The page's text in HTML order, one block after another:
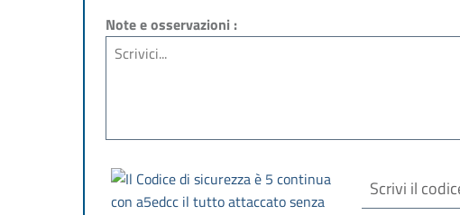
Note e osservazioni :